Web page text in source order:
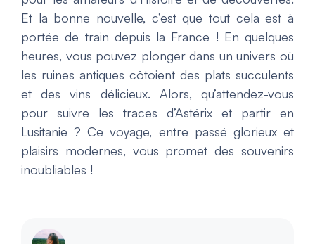
Et la bonne nouvelle, c’est que tout cela est à
portée de train depuis la France ! En quelques
heures, vous pouvez plonger dans un univers où
les ruines antiques côtoient des plats succulents
et des vins délicieux. Alors, qu’attendez-vous
pour suivre les traces d’Astérix et partir en
Lusitanie ? Ce voyage, entre passé glorieux et
plaisirs modernes, vous promet des souvenirs
inoubliables !